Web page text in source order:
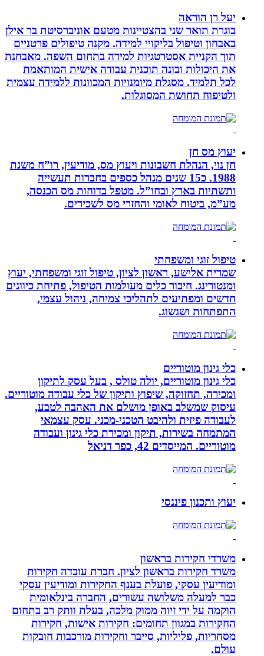
יעל רן הוראה
בוגרת תואר שני בהצטיינות מטעם אוניברסיטת בר אילן
באבחון וטיפול בליקויי למידה. מקנה טיפולים פרטניים
תוך הקניית אסטרטגיות למידה בתחום השפה. מאבחנת
את היכולות ובונה תוכנית עבודה אישית המותאמת
לכל תלמיד. מסגלת מיומנויות המכוונות ללמידה עצמית
ולטיפוח תחושת המסוגלות.
יעוץ מס חן
חן נוי, הנהלת חשבונות ויעוץ מס, מודיעין, רו”ח משנת
1988. כ15 שנים מנהל כספים בחברות תעשייה
ותשתיות בארץ ובחו”ל. מטפל בדוחות מס הכנסה,
מע”מ, ביטוח לאומי והחזרי מס לשכירים.
טיפול זוגי ומשפחתי
שמרית אלישע, ראשון לציון, טיפול זוגי ומשפחתי, יעוץ
ומנטורינג. חיבור כלים מעולמות הטיפול, פתיחת כיוונים
חדשים ומפתיעים לתהליכי צמיחה, ניהול עצמי,
התפתחות ושגשוג.
כלי גינון מוטוריים
כלי גינון מוטוריים, יולה טולס , בעל עסק לתיקון
ומכירה, תחזוקה, שיפוץ ותיקון של כלי עבודה מוטוריים.
עיסוק שמשלב באופן מושלם את האהבה לטבע,
לעבודה פיזית ולהיבט הטכני-מכני. עסק עצמאי
המתמחה בשירות, תיקון ומכירת כלי גינון ועבודה
מוטוריים. המייסדים 42, כפר דניאל
יעוץ ותכנון פיננסי
משרדי חקירות בראשון
משרד חקירות בראשון לציון. חברת עובדה חקירות
ומודיעין עסקי, פועלת בענף החקירות ומודיעין עסקי
כבר למעלה משלושה עשורים, החברה בינלאומית
הוקמה על ידי זיוה ממוק מלכה, בעלת וותק רב בתחום
החקירות במגוון תחומים: חקירות אישות, חקירות
מסחריות, פליליות, סייבר וחקירות מורכבות חובקות
עולם.